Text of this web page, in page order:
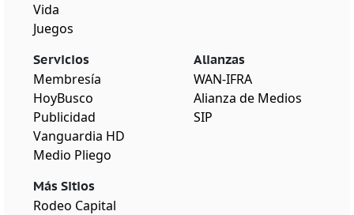
Vida
Juegos
Servicios
Membresía
HoyBusco
Publicidad
Vanguardia HD
Medio Pliego
Más Sitios
Rodeo Capital
Alianzas
WAN-IFRA
Alianza de Medios
SIP